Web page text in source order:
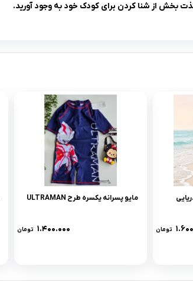
بخش از شنا کردن برای کودک خود به وجود آورید.
تومان
مایو پسرانه یکسره طرح ULTRAMAN
۱.۴۰۰.۰۰۰ تومان